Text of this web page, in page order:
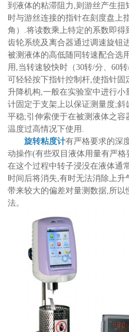
到液体的粘滞阻力,则游丝产生
时与游丝连接的指针在刻度盘上
角）.将读数乘上特定的系数即
齿轮系统及离合器通过调速旋钮
被测液体的高低随同转速配合选
用,当转速较快时（30转/分、60
可轻轻按下指针控制杆,使指针
升降机构,一般在实验室中进行
计固定于支架上以保证测量度;
平稳;引伸索便于在被测液体之
温度过高情况下使用.
旋转粘度计有严格要求的深
动操作(有些双目液体用量有严格
在这个过程中转子浸没在液体通
时间后将消失,有时无法消除上
带来较大的偏差对量测数据,所
法。